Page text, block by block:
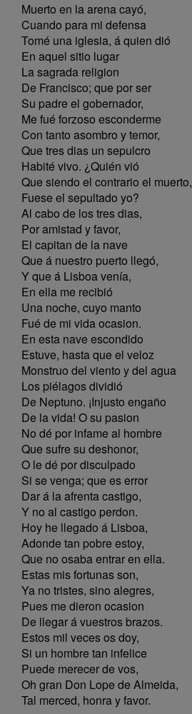
Muerto en la arena cayó,
Cuando para mi defensa
Tomé una iglesia, á quien dió
En aquel sitio lugar
La sagrada religion
De Francisco; que por ser
Su padre el gobernador,
Me fué forzoso esconderme
Con tanto asombro y temor,
Que tres dias un sepulcro
Habité vivo. ¿Quién vió
Que siendo el contrario el muerto,
Fuese el sepultado yo?
Al cabo de los tres dias,
Por amistad y favor,
El capitan de la nave
Que á nuestro puerto llegó,
Y que á Lisboa venía,
En ella me recibió
Una noche, cuyo manto
Fué de mi vida ocasion.
En esta nave escondido
Estuve, hasta que el veloz
Monstruo del viento y del agua
Los piélagos dividió
De Neptuno. ¡Injusto engaño
De la vida! O su pasion
No dé por infame al hombre
Que sufre su deshonor,
O le dé por disculpado
Si se venga; que es error
Dar á la afrenta castigo,
Y no al castigo perdon.
Hoy he llegado á Lisboa,
Adonde tan pobre estoy,
Que no osaba entrar en ella.
Estas mis fortunas son,
Ya no tristes, sino alegres,
Pues me dieron ocasion
De llegar á vuestros brazos.
Estos mil veces os doy,
Si un hombre tan infelice
Puede merecer de vos,
Oh gran Don Lope de Almeida,
Tal merced, honra y favor.